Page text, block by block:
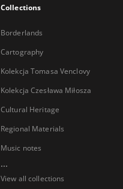
Collections
Borderlands
Cartography
Kolekcja Tomasa Venclovy
Kolekcja Czesława Miłosza
Cultural Heritage
Regional Materials
Music notes
...
View all collections